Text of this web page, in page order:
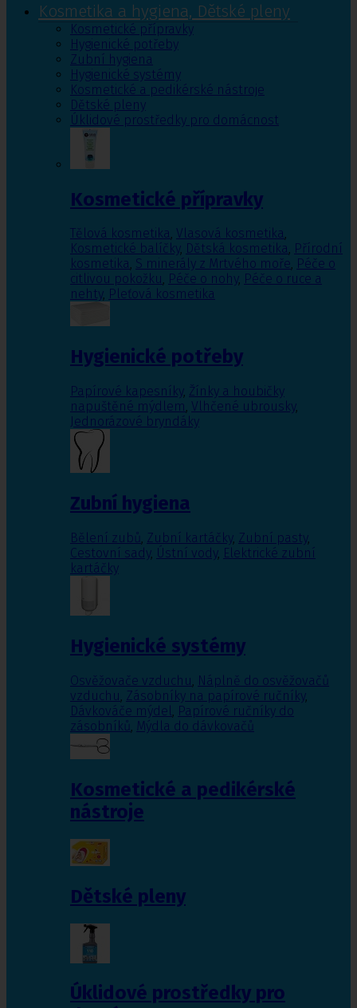
Kosmetika a hygiena, Dětské pleny
Kosmetické přípravky
Hygienické potřeby
Zubní hygiena
Hygienické systémy
Kosmetické a pedikérské nástroje
Dětské pleny
Úklidové prostředky pro domácnost
Kosmetické přípravky
Tělová kosmetika, Vlasová kosmetika,
Kosmetické balíčky, Dětská kosmetika, Přírodní
kosmetika, S minerály z Mrtvého moře, Péče o
citlivou pokožku, Péče o nohy, Péče o ruce a
nehty, Pleťová kosmetika
Hygienické potřeby
Papírové kapesníky, Žínky a houbičky
napuštěné mýdlem, Vlhčené ubrousky,
Jednorázové bryndáky
Zubní hygiena
Bělení zubů, Zubní kartáčky, Zubní pasty,
Cestovní sady, Ústní vody, Elektrické zubní
kartáčky
Hygienické systémy
Osvěžovače vzduchu, Náplně do osvěžovačů
vzduchu, Zásobníky na papírové ručníky,
Dávkováče mýdel, Papírové ručníky do
zásobníků, Mýdla do dávkovačů
Kosmetické a pedikérské
nástroje
Dětské pleny
Úklidové prostředky pro